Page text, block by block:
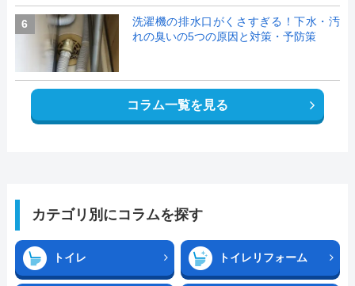
6
洗濯機の排水口がくさすぎる！下水・汚
れの臭いの5つの原因と対策・予防策
コラム一覧を見る
カテゴリ別にコラムを探す
トイレ トイレリフォーム